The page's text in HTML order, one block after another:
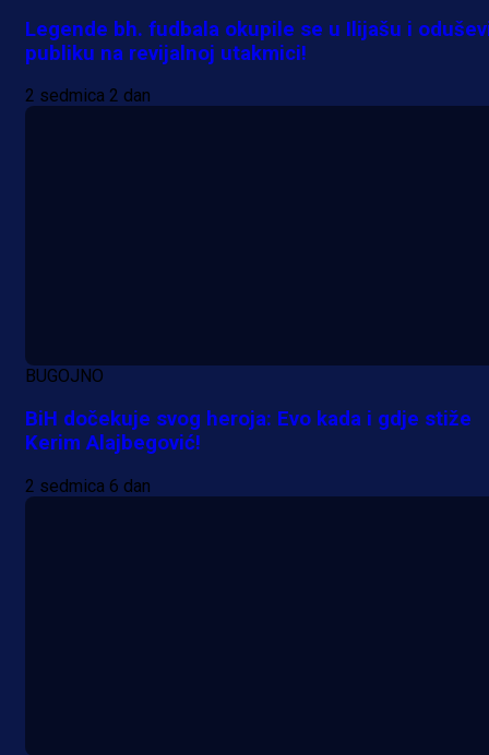
Da li je selektor zadovoljan: Evo
je Barbarez rekao o transferu
Alajbegovića u Juventus!
Legende bh. fudbala okupile se u Ilijašu i
publiku na revijalnoj utakmici!
2 sedmica 2 dan
BUGOJNO
BiH dočekuje svog heroja: Evo kada i gdje stiže
Kerim Alajbegović!
2 sedmica 6 dan